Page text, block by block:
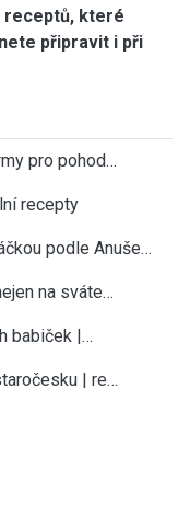
receptů, které
připravit i při
pro pohod…
recepty
podle Anuše…
na sváte…
babiček |…
| re…